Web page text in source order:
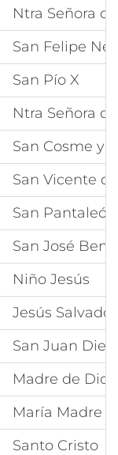
Ntra Señora
San Felipe
San Pío X
Ntra Señora
San Cosme y
San Vicente
San Pantaleón
San José
Niño Jesús
Jesús Salvador
San Juan
Madre de Dios
María Madre
Santo Cristo